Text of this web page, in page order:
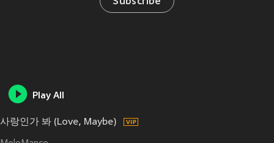
Play All
사랑인가 봐 (Love, Maybe)